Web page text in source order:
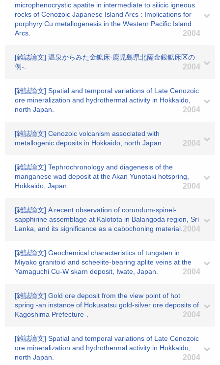
microphenocrystic apatite in intermediate to silicic igneous
rocks of Cenozoic Japanese Island Arcs : Implications for
porphyry Cu metallogenesis in the Western Pacific Island
Arcs.
2004
[雑誌論文] 温泉からみた金鉱床-鹿児島県北薩金銀鉱床区の
例-.
2004
[雑誌論文] Spatial and temporal variations of Late Cenozoic
ore mineralization and hydrothermal activity in Hokkaido,
north Japan.
2004
[雑誌論文] Cenozoic volcanism associated with
metallogenic deposits in Hokkaido, north Japan.
2004
[雑誌論文] Tephrochronology and diagenesis of the
manganese wad deposit at the Akan Yunotaki hotspring,
Hokkaido, Japan.
2004
[雑誌論文] A recent observation of corundum-spinel-
sapphirine assemblage at Kalotota in Balangoda region, Sri
Lanka, and its significance as a cabochoning material. 2004
[雑誌論文] Geochemical characteristics of tungsten in
Miyako granitoid and scheelite-bearing aplite veins at the
Yamaguchi Cu-W skarn deposit, Iwate, Japan.
2004
[雑誌論文] Gold ore deposit from the view point of hot
spring -an instance of Hokusatsu gold-silver ore deposits of
Kagoshima Prefecture-.
2004
[雑誌論文] Spatial and temporal variations of Late Cenozoic
ore mineralization and hydrothermal activity in Hokkaido,
north Japan.
2004